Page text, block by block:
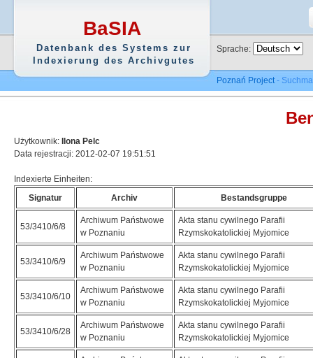
BaSIA
Datenbank des Systems zur
Indexierung des Archivgutes
Sprache:
Poznań Project-
Użytkownik:
Ilona Pelc
Data rejestracji: 2012-02-07 19:51:51
Indexierte Einheiten:
Signatur
Archiv Bestandsgruppe
53/3410/6/8
Archiwum Państwowe
w Poznaniu
Akta stanu cywilnego Parafii
Rzymskokatolickiej Myjomice
53/3410/6/9
Archiwum Państwowe
w Poznaniu
Akta stanu cywilnego Parafii
Rzymskokatolickiej Myjomice
53/3410/6/10
Archiwum Państwowe
w Poznaniu
Akta stanu cywilnego Parafii
Rzymskokatolickiej Myjomice
53/3410/6/28
Archiwum Państwowe
w Poznaniu
Akta stanu cywilnego Parafii
Rzymskokatolickiej Myjomice